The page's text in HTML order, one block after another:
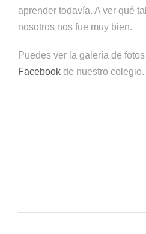
aprender todavía. A ver qué
nosotros nos fue muy bien.
Puedes ver la galería de
Facebook de nuestro colegio.